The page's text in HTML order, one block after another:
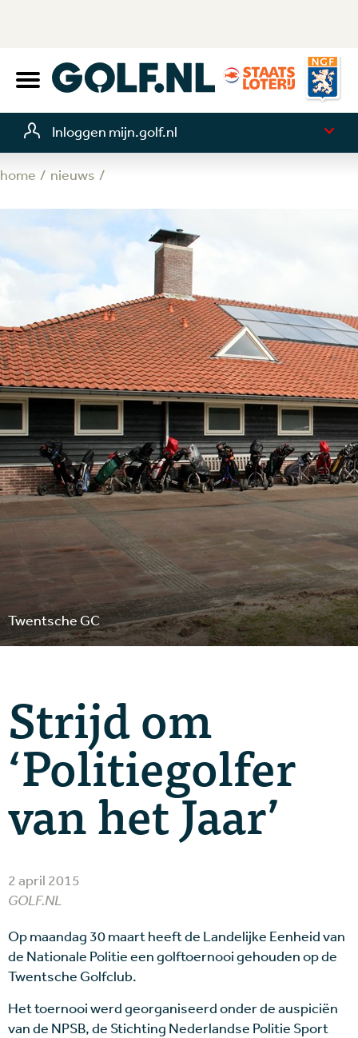
Inloggen mijn.golf.nl
home nieuws
Twentsche GC
Strijd om
‘Politiegolfer
van het Jaar’
2 april 2015
GOLF.NL
Op maandag 30 maart heeft de Landelijke Eenheid van
de Nationale Politie een golftoernooi gehouden op de
Twentsche Golfclub.
Het toernooi werd georganiseerd onder de auspiciën
van de NPSB, de Stichting Nederlandse Politie Sport